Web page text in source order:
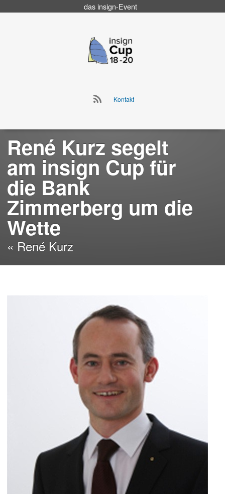
dasinsign-Event
navigation
Kontakt
René Kurz segelt
am insign Cup für
die Bank
Zimmerberg um die
Wette
« René Kurz